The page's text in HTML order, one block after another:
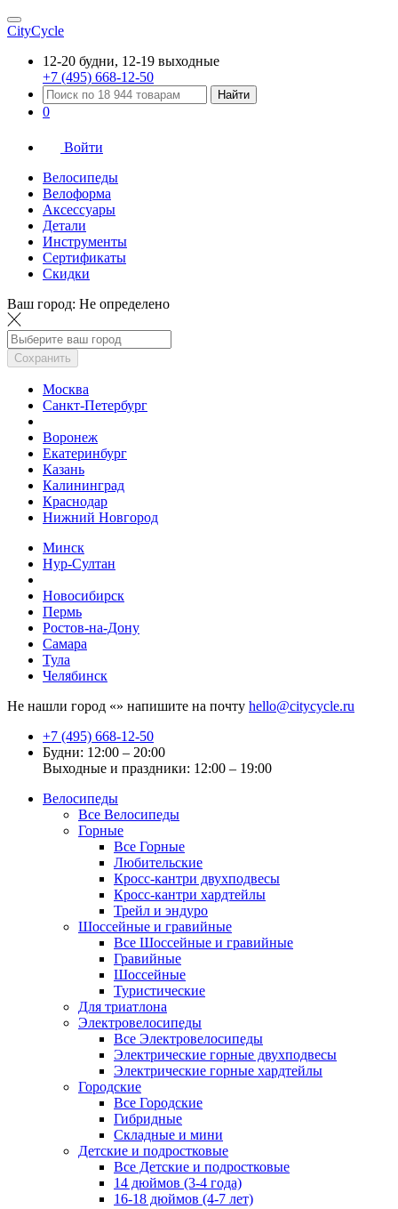
CityCycle
12-20 будни, 12-19 выходные
+7 (495) 668-12-50
Найти
0
Войти
Велосипеды
Велоформа
Аксессуары
Детали
Инструменты
Сертификаты
Скидки
Ваш город: Не определено
Сохранить
Москва
Санкт-Петербург
Воронеж
Екатеринбург
Казань
Калининград
Краснодар
Нижний Новгород
Минск
Нур-Султан
Новосибирск
Пермь
Ростов-на-Дону
Самара
Тула
Челябинск
Не нашли город «» напишите на почту hello@citycycle.ru
+7 (495) 668-12-50
Будни: 12:00 – 20:00
Выходные и праздники: 12:00 – 19:00
Велосипеды
Все Велосипеды
Горные
Все Горные
Любительские
Кросс-кантри двухподвесы
Кросс-кантри хардтейлы
Трейл и эндуро
Шоссейные и гравийные
Все Шоссейные и гравийные
Гравийные
Шоссейные
Туристические
Для триатлона
Электровелосипеды
Все Электровелосипеды
Электрические горные двухподвесы
Электрические горные хардтейлы
Городские
Все Городские
Гибридные
Складные и мини
Детские и подростковые
Все Детские и подростковые
14 дюймов (3-4 года)
16-18 дюймов (4-7 лет)